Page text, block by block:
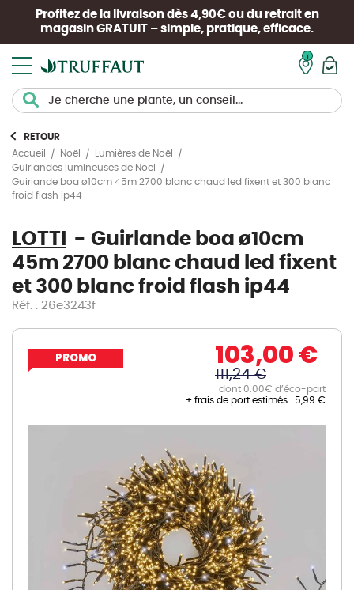
Profitez de la livraison dès 4,90€ ou du retrait en
magasin GRATUIT – simple, pratique, efficace.
RETOUR
Accueil
Noël
Lumières de Noël
Guirlandes lumineuses de Noël
Guirlande boa ø10cm 45m 2700 blanc chaud led fixent et 300 blanc
froid flash ip44
LOTTI
Guirlande boa ø10cm
45m 2700 blanc chaud led fixent
et 300 blanc froid flash ip44
Réf. : 26e3243f
PROMO 103,00 €
111,24 €
dont 0.00€ d’éco-part
+ frais de port estimés : 5,99 €